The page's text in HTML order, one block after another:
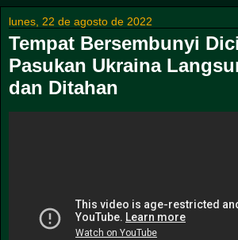
lunes, 22 de agosto de 2022
Tempat Bersembunyi
Pasukan Ukraina
dan Ditahan